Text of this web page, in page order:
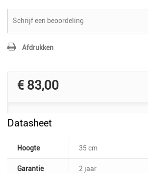
Schrijf een beoordeling
Afdrukken
€ 83,00
Datasheet
Hoogte 35 cm
Garantie 2 jaar